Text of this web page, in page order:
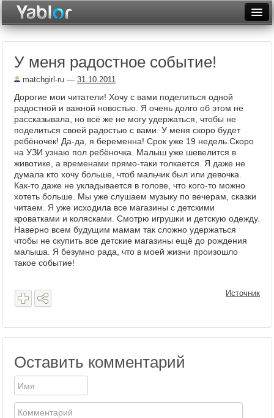
Неделя
Рейтинги
Архив
Видеотоп
У меня радостное событие!
matchgirl-ru — 31.10.2011
Дорогие мои читатели! Хочу с вами поделиться одной
радостной и важной новостью. Я очень долго об этом не
рассказывала, но всё же не могу удержаться, чтобы не
поделиться своей радостью с вами. У меня скоро будет
ребёночек! Да-да, я беременна! Срок уже 19 недель.Скоро
на УЗИ узнаю пол ребёночка. Малыш уже шевелится в
животике, а временами прямо-таки толкается. Я даже не
думала кто хочу больше, чтоб мальчик был или девочка.
Как-то даже не укладывается в голове, что кого-то можно
хотеть больше. Мы уже слушаем музыку по вечерам, сказки
читаем. Я уже исходила все магазины с детскими
кроватками и колясками. Смотрю игрушки и детскую одежду.
Наверно всем будущим мамам так сложно удержаться
чтобы не скупить все детские магазины ещё до рождения
малыша. Я безумно рада, что в моей жизни произошло
такое событие!
Источник
Оставить комментарий